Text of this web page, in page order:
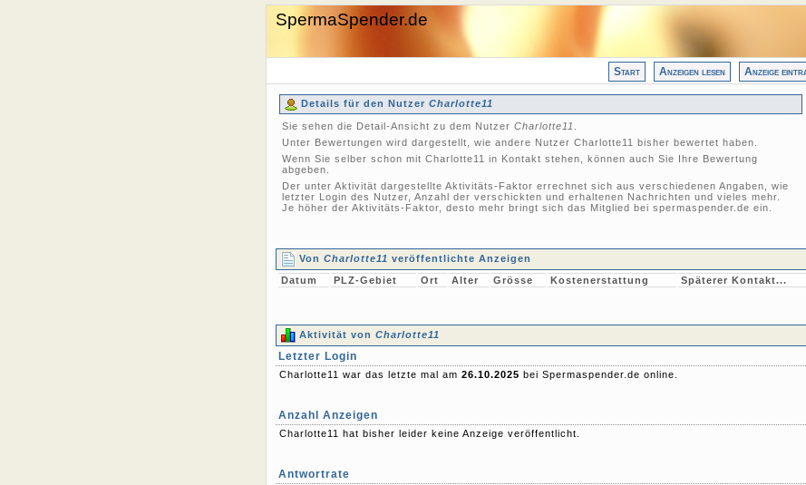
SpermaSpender.de
Start Anzeigen lesen Anzeige
Details für den Nutzer Charlotte11
Sie sehen die Detail-Ansicht zu dem Nutzer Charlotte11
Unter Bewertungen wird dargestellt, wie andere Nutzer Charlotte11 bisher bewertet haben.
Wenn Sie selber schon mit Charlotte11 in Kontakt stehen, können auch Sie Ihre Bewertung
abgeben.
Der unter Aktivität dargestellte Aktivitäts-Faktor errechnet sich aus verschiedenen Angaben, wie
letzter Login des Nutzer, Anzahl der verschickten und erhaltenen Nachrichten und vieles mehr.
Je höher der Aktivitäts-Faktor, desto mehr bringt sich das Mitglied bei spermaspender.de ein.
Von Charlotte11 veröffentlichte Anzeigen
Datum PLZ-Gebiet Ort Alter Grösse Kostenerstattung Späterer Kontakt...
Aktivität von Charlotte11
Letzter Login
Charlotte11 war das letzte mal am 26.10.2025 bei Spermaspender.de online.
Anzahl Anzeigen
Charlotte11 hat bisher leider keine Anzeige veröffentlicht.
Antwortrate